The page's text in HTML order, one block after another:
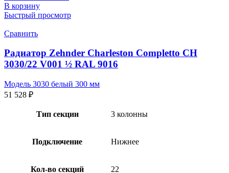
В корзину
Быстрый просмотр
Сравнить
Радиатор Zehnder Charleston Completto CH
3030/22 V001 ½ RAL 9016
Модель 3030 белый 300 мм
51 528 ₽
Тип секции 3 колонны
Подключение Нижнее
Кол-во секций 22